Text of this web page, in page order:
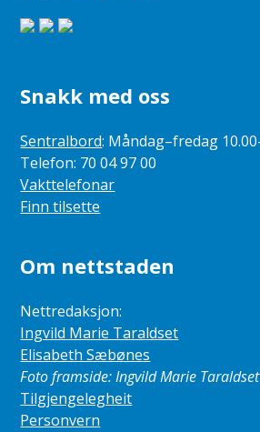
Snakk med oss
Sentralbord: Måndag–fredag
Telefon: 70 04 97 00
Vakttelefonar
Finn tilsette
Om nettstaden
Nettredaksjon:
Ingvild Marie Taraldset
Elisabeth Sæbønes
Foto framside: Ingvild Marie Taraldset
Tilgjengelegheit
Personvern